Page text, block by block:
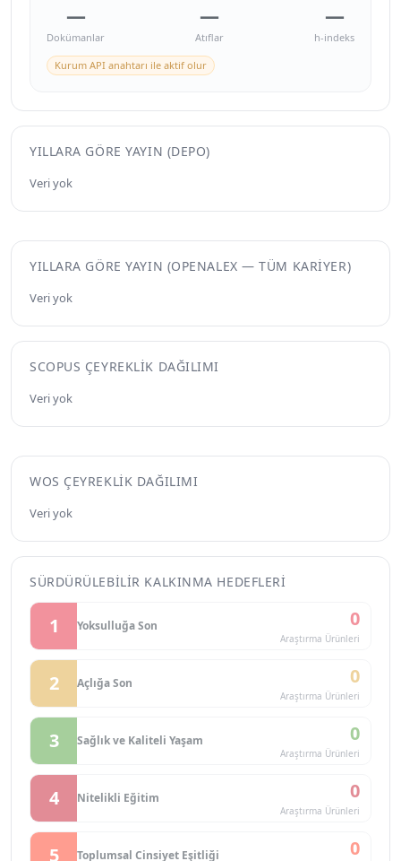
—
Dokümanlar
—
Atıflar
—
h-indeks
Kurum API anahtarı ile aktif olur
YILLARA GÖRE YAYIN (DEPO)
Veri yok
YILLARA GÖRE YAYIN (OPENALEX — TÜM KARIYER)
Veri yok
SCOPUS ÇEYREKLIK DAĞILIMI
Veri yok
WOS ÇEYREKLIK DAĞILIMI
Veri yok
SÜRDÜRÜLEBILIR KALKINMA HEDEFLERI
1 Yoksulluğa Son 0
Araştırma Ürünleri
2 Açlığa Son 0
Araştırma Ürünleri
3 Sağlık ve Kaliteli Yaşam 0
Araştırma Ürünleri
4 Nitelikli Eğitim 0
Araştırma Ürünleri
5 Toplumsal Cinsiyet Eşitliği 0